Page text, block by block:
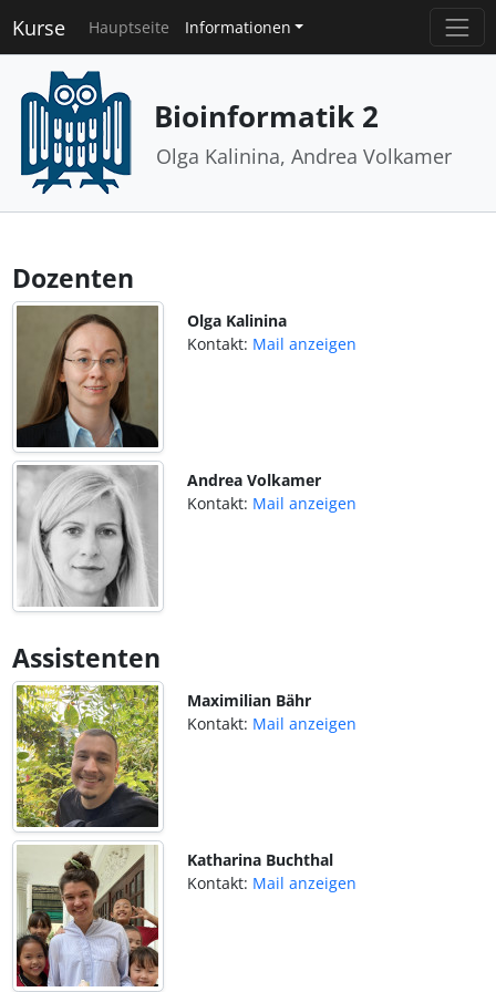
Kurse Hauptseite Informationen
Bioinformatik 2
Olga Kalinina, Andrea Volkamer
Dozenten
Olga Kalinina
Kontakt: Mail anzeigen
Andrea Volkamer
Kontakt: Mail anzeigen
Assistenten
Maximilian Bähr
Kontakt: Mail anzeigen
Katharina Buchthal
Kontakt: Mail anzeigen